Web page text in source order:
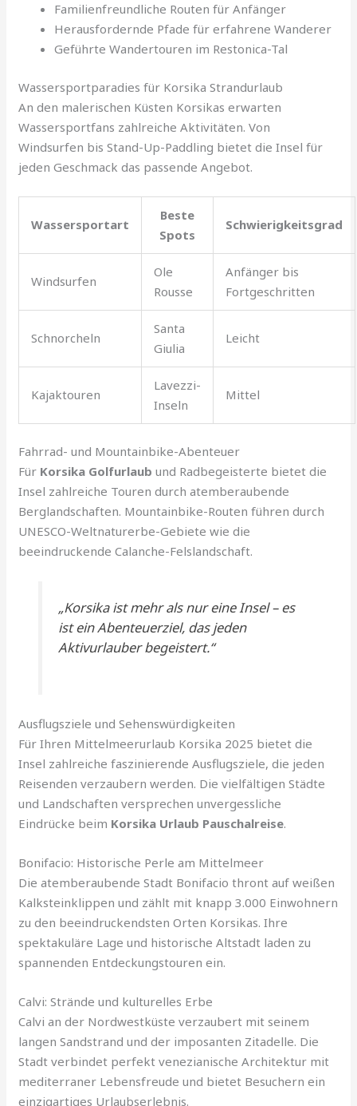
Familienfreundliche Routen für Anfänger
Herausfordernde Pfade für erfahrene Wanderer
Geführte Wandertouren im Restonica-Tal
Wassersportparadies für Korsika Strandurlaub
An den malerischen Küsten Korsikas erwarten
Wassersportfans zahlreiche Aktivitäten. Von
Windsurfen bis Stand-Up-Paddling bietet die Insel für
jeden Geschmack das passende Angebot.
Wassersportart
Beste
Spots
Schwierigkeitsgrad
Windsurfen
Ole
Rousse
Anfänger bis
Fortgeschritten
Schnorcheln
Santa
Giulia
Leicht
Kajaktouren
Lavezzi-
Inseln
Mittel
Fahrrad- und Mountainbike-Abenteuer
Für Korsika Golfurlaub und Radbegeisterte bietet die
Insel zahlreiche Touren durch atemberaubende
Berglandschaften. Mountainbike-Routen führen durch
UNESCO-Weltnaturerbe-Gebiete wie die
beeindruckende Calanche-Felslandschaft.
„Korsika ist mehr als nur eine Insel – es
ist ein Abenteuerziel, das jeden
Aktivurlauber begeistert.“
Ausflugsziele und Sehenswürdigkeiten
Für Ihren Mittelmeerurlaub Korsika 2025 bietet die
Insel zahlreiche faszinierende Ausflugsziele, die jeden
Reisenden verzaubern werden. Die vielfältigen Städte
und Landschaften versprechen unvergessliche
Eindrücke beim Korsika Urlaub Pauschalreise.
Bonifacio: Historische Perle am Mittelmeer
Die atemberaubende Stadt Bonifacio thront auf weißen
Kalksteinklippen und zählt mit knapp 3.000 Einwohnern
zu den beeindruckendsten Orten Korsikas. Ihre
spektakuläre Lage und historische Altstadt laden zu
spannenden Entdeckungstouren ein.
Calvi: Strände und kulturelles Erbe
Calvi an der Nordwestküste verzaubert mit seinem
langen Sandstrand und der imposanten Zitadelle. Die
Stadt verbindet perfekt venezianische Architektur mit
mediterraner Lebensfreude und bietet Besuchern ein
einzigartiges Urlaubserlebnis.